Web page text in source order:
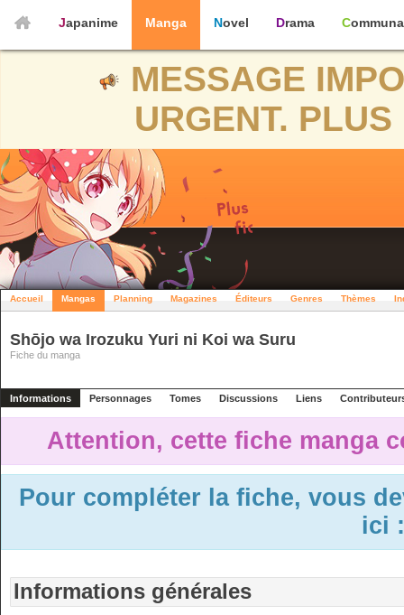
Japanime Manga Novel Drama
MESSAGE
URGENT.
Accueil Mangas Planning Magazines Éditeurs Genres Thèmes
Shōjo wa Irozuku Yuri ni Koi wa Suru
Fiche du manga
Informations Personnages Tomes Discussions Liens
Attention, cette fiche manga
Pour compléter la fiche, vous
ici
Informations générales